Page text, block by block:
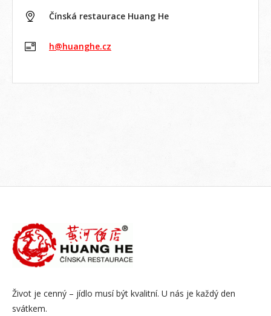
Čínská restaurace Huang He
h@huanghe.cz
Život je cenný – jídlo musí být kvalitní. U nás je každý den
svátkem.